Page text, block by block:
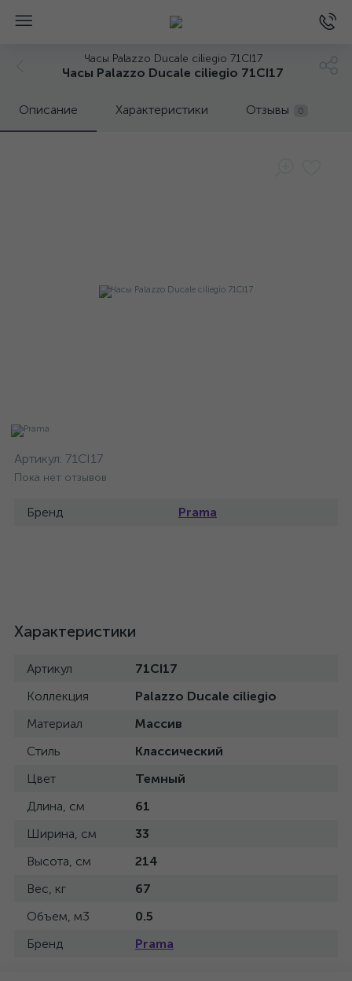
Часы Palazzo Ducale ciliegio 71CI17
Часы Palazzo Ducale ciliegio 71CI17
Описание Характеристики Отзывы 0
Артикул: 71CI17
Пока нет отзывов
Бренд Prama
Характеристики
Артикул
71CI17
Коллекция
Palazzo Ducale ciliegio
Материал
Массив
Стиль
Классический
Цвет
Темный
Длина, см
61
Ширина, см
33
Высота, см
214
Вес, кг
67
Объем, м3
0.5
Бренд
Prama